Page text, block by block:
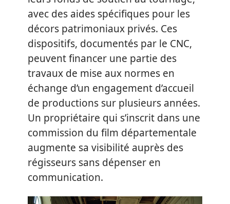
avec des aides spécifiques pour les
décors patrimoniaux privés. Ces
dispositifs, documentés par le CNC,
peuvent financer une partie des
travaux de mise aux normes en
échange d’un engagement d’accueil
de productions sur plusieurs années.
Un propriétaire qui s’inscrit dans une
commission du film départementale
augmente sa visibilité auprès des
régisseurs sans dépenser en
communication.